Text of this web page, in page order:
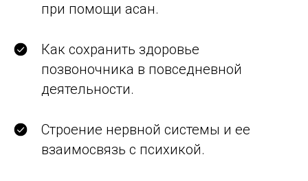
при помощи асан.
Как сохранить здоровье
позвоночника в повседневной
деятельности.
Строение нервной системы и ее
взаимосвязь с психикой.